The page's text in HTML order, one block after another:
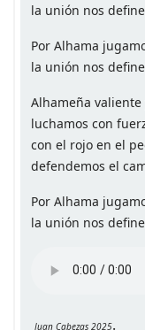
la unión nos
Por Alhama
la unión nos
Alhameña valiente
luchamos con
con el rojo en el
defendemos el
Por Alhama
la unión nos
Juan Cabezas 2025.